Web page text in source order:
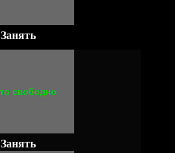
Занять
Занять